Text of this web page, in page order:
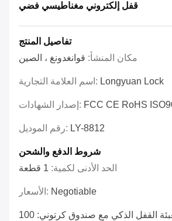
قفل إلكتروني مغناطيسي فضي
تفاصيل المنتج
مكان المنشأ: قوانغدونغ ، الصين
اسم العلامة التجارية: Longyuan Lock
إصدار الشهادات: FCC CE RoHS
رقم الموديل: LY-8812
شروط الدفع والشحن
الحد الأدنى لكمية: 1 قطعة
الأسعار: Negotiable
تعبئة القفل الذكي مع صندوق كرتوني: 100